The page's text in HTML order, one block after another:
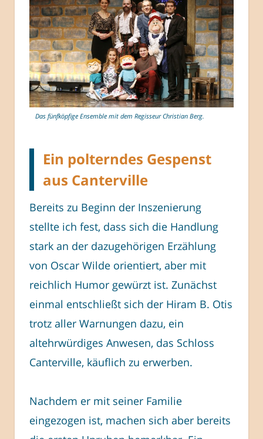
Das fünfköpfige Ensemble mit dem Regisseur Christian Berg.
Ein polterndes Gespenst
aus Canterville
Bereits zu Beginn der Inszenierung
stellte ich fest, dass sich die Handlung
stark an der dazugehörigen Erzählung
von Oscar Wilde orientiert, aber mit
reichlich Humor gewürzt ist. Zunächst
einmal entschließt sich der Hiram B. Otis
trotz aller Warnungen dazu, ein
altehrwürdiges Anwesen, das Schloss
Canterville, käuflich zu erwerben.
Nachdem er mit seiner Familie
eingezogen ist, machen sich aber bereits